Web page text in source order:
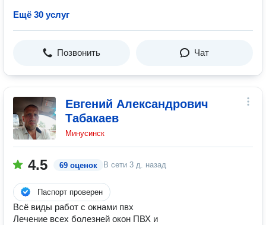
Ещё 30 услуг
Позвонить Чат
Евгений Александрович
Табакаев
Минусинск
4.5 69 оценок В сети 3 д. назад
Паспорт проверен
Всё виды работ с окнами пвх
Лечение всех болезней окон ПВХ и